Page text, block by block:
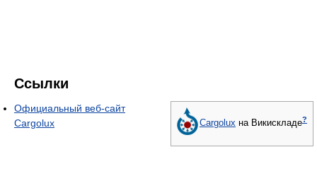
Ссылки
Cargolux на Викискладе?
Официальный веб-сайт
Cargolux